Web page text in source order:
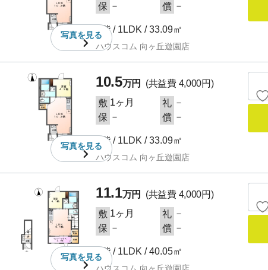
写真を見る
保 － 償 －
1階 / 1LDK / 33.09㎡
ハウスコム 向ヶ丘遊園店
写真を見る
10.5万円
(共益費 4,000円)
敷 1ヶ月 礼 －
保 － 償 －
1階 / 1LDK / 33.09㎡
ハウスコム 向ヶ丘遊園店
写真を見る
11.1万円
(共益費 4,000円)
敷 1ヶ月 礼 －
保 － 償 －
2階 / 1LDK / 40.05㎡